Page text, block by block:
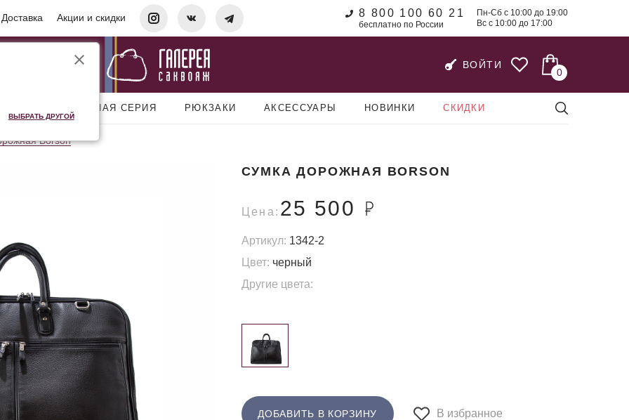
Доставка Акции и скидки 8 800 100 60 21
бесплатно по России
Пн-Сб с 10:00 до 19:00
Вс с 10:00 до 17:00
ВОЙТИ
0
ДОРОЖНАЯ СЕРИЯ РЮКЗАКИ АКСЕССУАРЫ НОВИНКИ СКИДКИ
Borson
СУМКА ДОРОЖНАЯ BORSON
Цена: 25 500
Артикул: 1342-2
Цвет: черный
Другие цвета:
ДОБАВИТЬ В КОРЗИНУ В избранное
ВЫБРАТЬ ДРУГОЙ